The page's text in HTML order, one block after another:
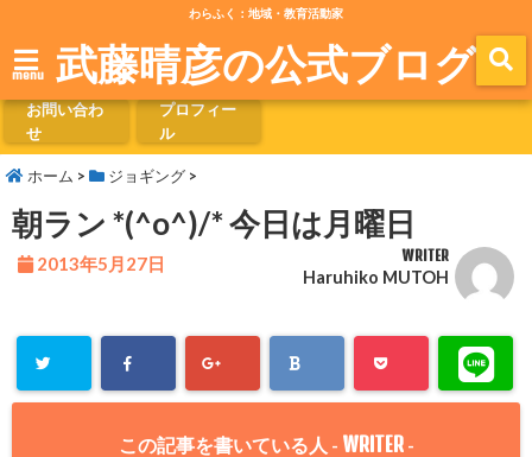
わらふく：地域・教育活動家
menu 武藤晴彦の公式ブログ
お問い合わ
せ
プロフィー
ル
ホーム > ジョギング >
朝ラン *(^o^)/* 今日は月曜日
2013年5月27日 WRITER
Haruhiko MUTOH
この記事を書いている人 - WRITER-